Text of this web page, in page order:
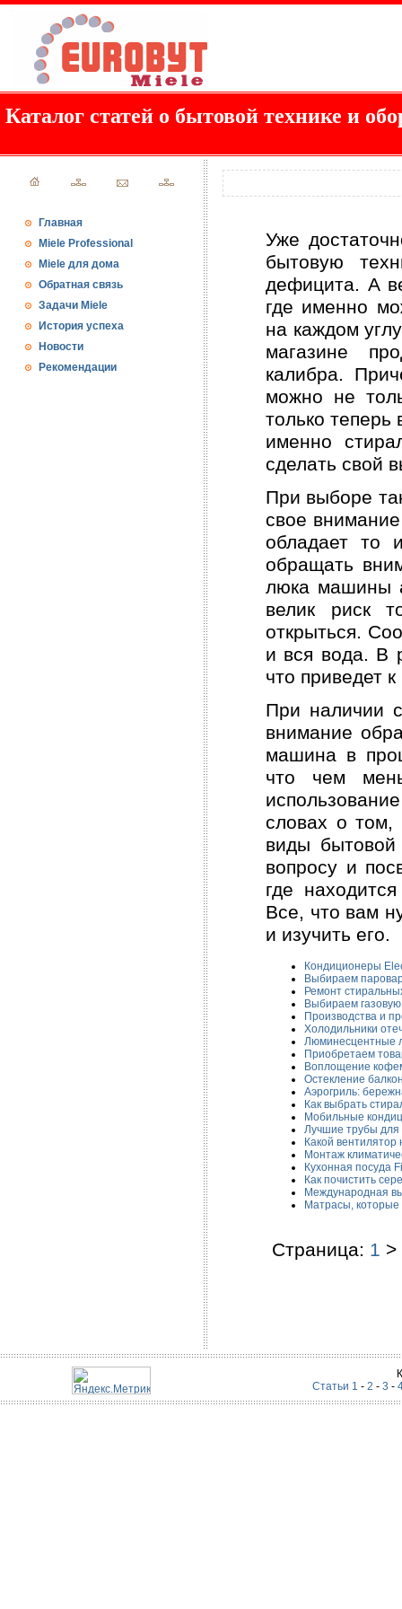
Каталог статей о бытовой технике и
Главная
Miele Professional
Miele для дома
Обратная связь
Задачи Miele
История успеха
Новости
Рекомендации
Уже
бытовую
дефицита. А
где именно
на каждом
магазине
калибра.
можно не
только теперь
именно
сделать свой
При выборе
свое
обладает то
обращать
люка машины
велик риск
открыться.
и вся вода. В
что приведет
При наличии
внимание
машина в
что чем
словах о том,
виды
вопросу и
где
Все, что вам
и изучить его.
Кондиционеры
Выбираем
Ремонт
Выбираем
Производства и
Холодильники
Люминесцентные
Приобретаем
Воплощение
Остекление
Аэрогриль:
Как выбрать
Мобильные
Лучшие трубы для
Какой
Монтаж
Кухонная посуда
Как почистить
Международная
Матрасы,
Страница: 1 >
Статьи 1 - 2 - 3 -